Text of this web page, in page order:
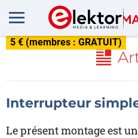
5 € (membres : GRATUIT)
Interrupteur
Le présent montage est